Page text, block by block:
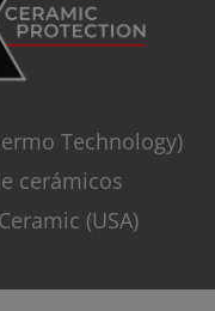
Technology)
cerámicos
(USA)